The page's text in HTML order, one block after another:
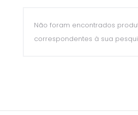
Não foram encontrados
correspondentes à sua